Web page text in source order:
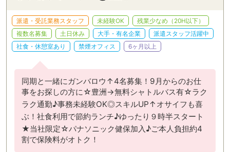
派遣・受託業務スタッフ 未経験OK
残業少なめ（20H以下）
複数名募集
土日休み 大手・有名企業
派遣スタッフ活躍中
社食・休憩室あり
禁煙オフィス 6ヶ月以上
同期と一緒にガンバロウ↑4名募集！9月からのお仕
事をお探しの方に☆豊洲→無料シャトルバス有☆ラク
ラク通勤♪事務未経験OK◎スキルUP↑オサイフも喜
ぶ！社食利用で節約ランチ♪ゆったり９時半スタート
★当社限定☆パナソニック健保加入♪ご本人負担約4
割で保険料がオトク！